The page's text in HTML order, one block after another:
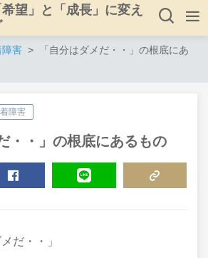
望」と「成長」に変え
障害
「自分はダメだ・・」の根底にあ
障害
・・」の根底にあるもの
だ・・」